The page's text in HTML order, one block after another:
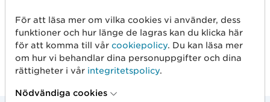
d
Lena Coulibaly, Senior Sales & Client Relations
Manager, GS1 Sweden
För att läsa mer om vilka cookies vi använder, dess
funktioner och hur länge de lagras kan du klicka här
för att komma till vår cookiepolicy. Du kan läsa mer
om hur vi behandlar dina personuppgifter och dina
rättigheter i vår integritetspolicy.
Nödvändiga cookies